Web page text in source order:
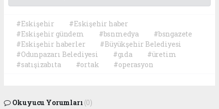
#Eskişehir
#Eskişehir haber
#Eskişehir gündem
#bsnmedya
#bsngazete
#Eskişehir haberler
#Büyükşehir Belediyesi
#Odunpazarı Belediyesi
#gıda
#üretim
#satışizabıta
#ortak #operasyon
Okuyucu Yorumları (0)